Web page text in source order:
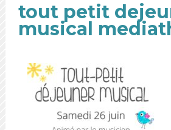
tout petit
musical